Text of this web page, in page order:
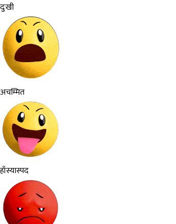
दुःखी
अचम्मित
हाँस्यास्पद